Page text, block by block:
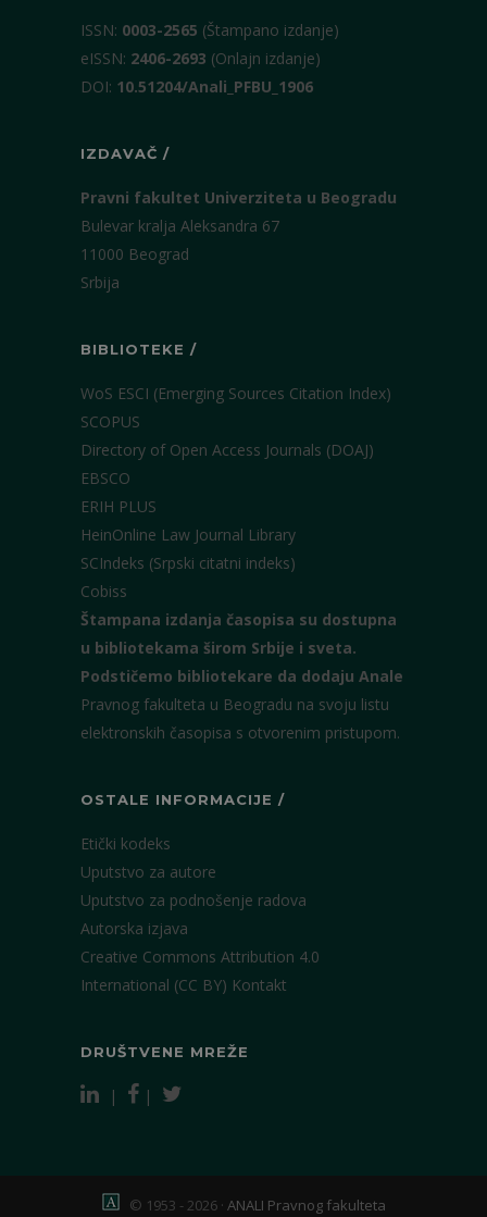
ISSN: 0003-2565 (Štampano izdanje)
eISSN: 2406-2693 (Onlajn izdanje)
DOI: 10.51204/Anali_PFBU_1906
IZDAVAČ /
Pravni fakultet Univerziteta u Beogradu
Bulevar kralja Aleksandra 67
11000 Beograd
Srbija
BIBLIOTEKE /
WoS ESCI (Emerging Sources Citation Index)
SCOPUS
Directory of Open Access Journals (DOAJ)
EBSCO
ERIH PLUS
HeinOnline Law Journal Library
SCIndeks (Srpski citatni indeks)
Cobiss
Štampana izdanja časopisa su dostupna
u bibliotekama širom Srbije i sveta.
Podstičemo bibliotekare da dodaju Anale
Pravnog fakulteta u Beogradu na svoju listu
elektronskih časopisa s otvorenim pristupom.
OSTALE INFORMACIJE /
Etički kodeks
Uputstvo za autore
Uputstvo za podnošenje radova
Autorska izjava
Creative Commons Attribution 4.0
International (CC BY) Kontakt
DRUŠTVENE MREŽE
| |
© 1953 - 2026 · ANALI Pravnog fakulteta